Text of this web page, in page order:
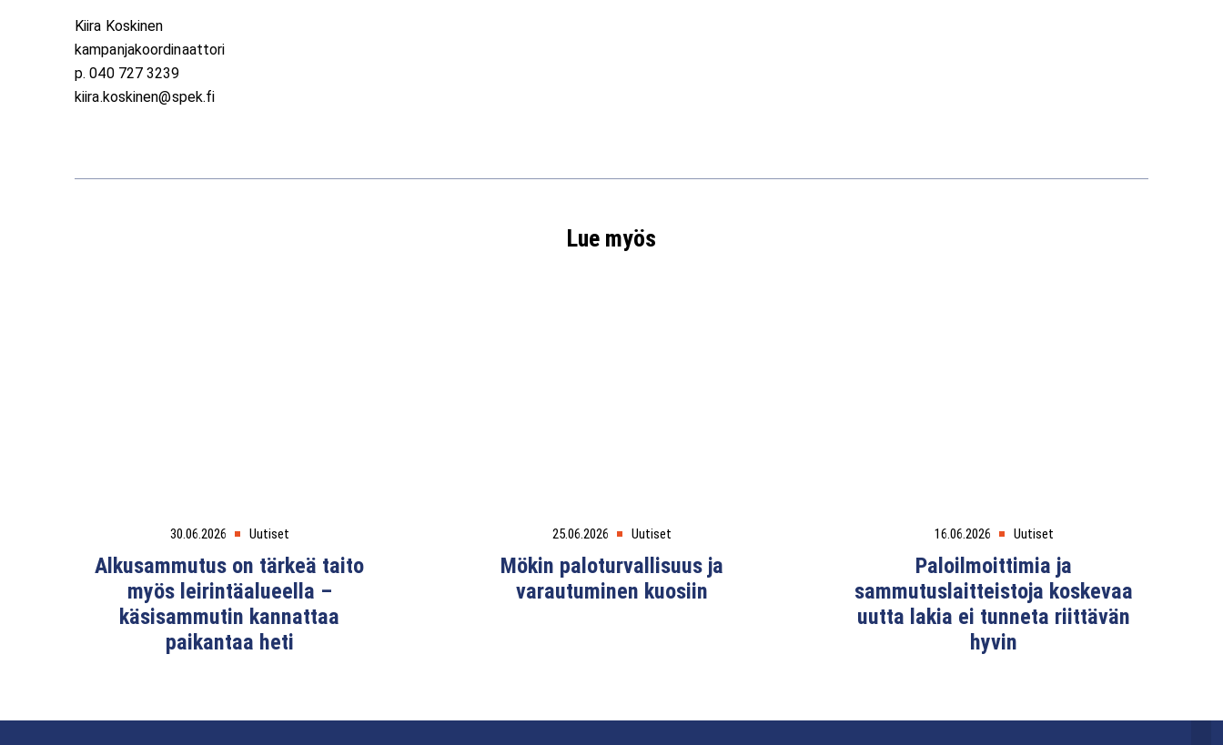
Kiira Koskinen
kampanjakoordinaattori
p. 040 727 3239
kiira.koskinen@spek.fi
Lue myös
30.06.2026 Uutiset
Alkusammutus on tärkeä taito
myös leirintäalueella –
käsisammutin kannattaa
paikantaa heti
25.06.2026 Uutiset
Mökin paloturvallisuus ja
varautuminen kuosiin
16.06.2026 Uutiset
Paloilmoittimia ja
sammutuslaitteistoja koskevaa
uutta lakia ei tunneta riittävän
hyvin